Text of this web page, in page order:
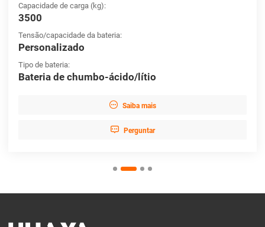
Capacidade de carga (kg):
3500
Tensão/capacidade da bateria:
Personalizado
Tipo de bateria:
Bateria de chumbo-ácido/lítio
 Saiba mais
 Perguntar